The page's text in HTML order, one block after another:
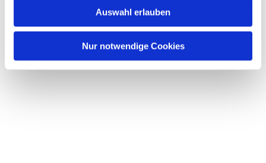
Auswahl erlauben
Nur notwendige Cookies